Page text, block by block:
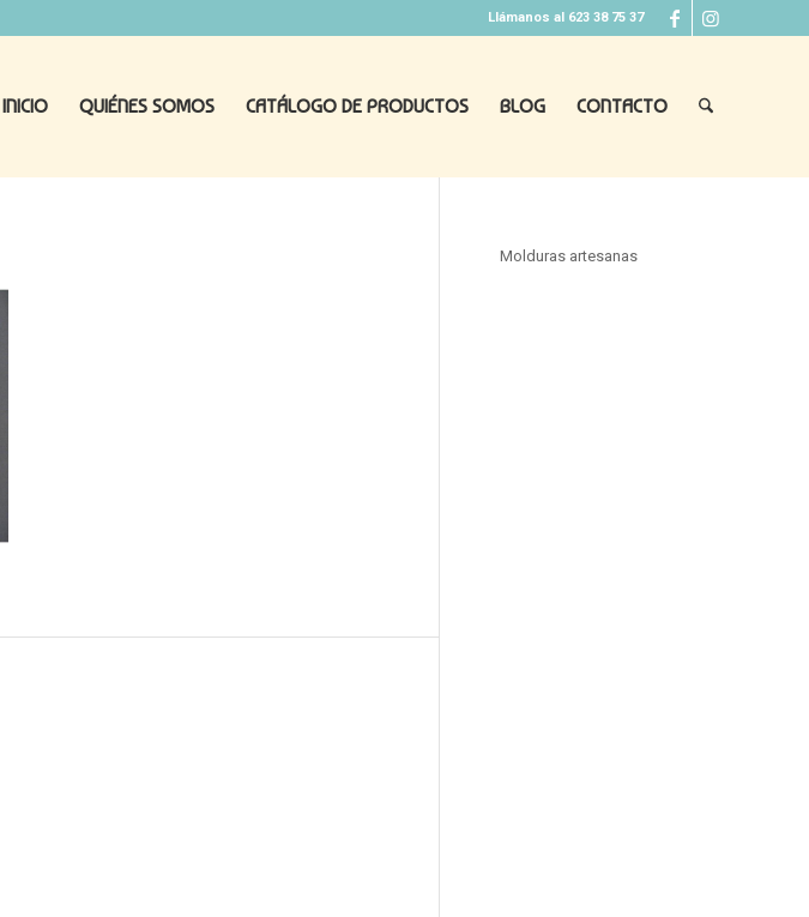
Llámanos al 623 38 75 37
INICIO QUIÉNES SOMOS CATÁLOGO DE PRODUCTOS BLOG CONTACTO
Molduras artesanas